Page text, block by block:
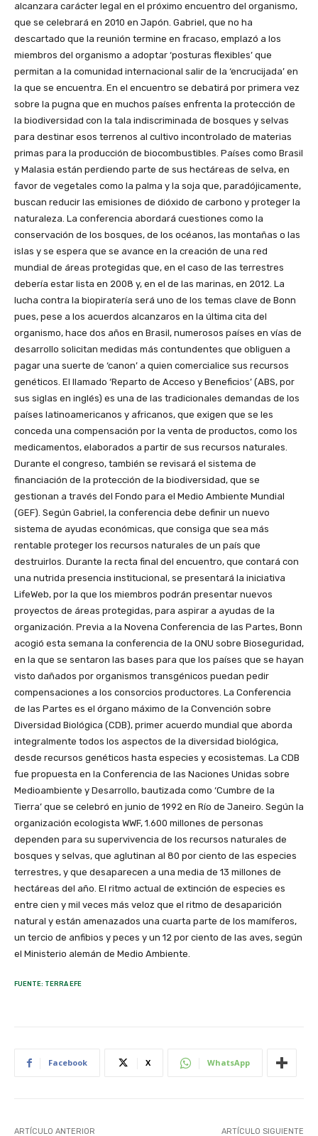
alcanzara carácter legal en el próximo encuentro del organismo,
que se celebrará en 2010 en Japón. Gabriel, que no ha
descartado que la reunión termine en fracaso, emplazó a los
miembros del organismo a adoptar ‘posturas flexibles’ que
permitan a la comunidad internacional salir de la ‘encrucijada’ en
la que se encuentra. En el encuentro se debatirá por primera vez
sobre la pugna que en muchos países enfrenta la protección de
la biodiversidad con la tala indiscriminada de bosques y selvas
para destinar esos terrenos al cultivo incontrolado de materias
primas para la producción de biocombustibles. Países como Brasil
y Malasia están perdiendo parte de sus hectáreas de selva, en
favor de vegetales como la palma y la soja que, paradójicamente,
buscan reducir las emisiones de dióxido de carbono y proteger la
naturaleza. La conferencia abordará cuestiones como la
conservación de los bosques, de los océanos, las montañas o las
islas y se espera que se avance en la creación de una red
mundial de áreas protegidas que, en el caso de las terrestres
debería estar lista en 2008 y, en el de las marinas, en 2012. La
lucha contra la biopiratería será uno de los temas clave de Bonn
pues, pese a los acuerdos alcanzaros en la última cita del
organismo, hace dos años en Brasil, numerosos países en vías de
desarrollo solicitan medidas más contundentes que obliguen a
pagar una suerte de ‘canon’ a quien comercialice sus recursos
genéticos. El llamado ‘Reparto de Acceso y Beneficios’ (ABS, por
sus siglas en inglés) es una de las tradicionales demandas de los
países latinoamericanos y africanos, que exigen que se les
conceda una compensación por la venta de productos, como los
medicamentos, elaborados a partir de sus recursos naturales.
Durante el congreso, también se revisará el sistema de
financiación de la protección de la biodiversidad, que se
gestionan a través del Fondo para el Medio Ambiente Mundial
(GEF). Según Gabriel, la conferencia debe definir un nuevo
sistema de ayudas económicas, que consiga que sea más
rentable proteger los recursos naturales de un país que
destruirlos. Durante la recta final del encuentro, que contará con
una nutrida presencia institucional, se presentará la iniciativa
LifeWeb, por la que los miembros podrán presentar nuevos
proyectos de áreas protegidas, para aspirar a ayudas de la
organización. Previa a la Novena Conferencia de las Partes, Bonn
acogió esta semana la conferencia de la ONU sobre Bioseguridad,
en la que se sentaron las bases para que los países que se hayan
visto dañados por organismos transgénicos puedan pedir
compensaciones a los consorcios productores. La Conferencia
de las Partes es el órgano máximo de la Convención sobre
Diversidad Biológica (CDB), primer acuerdo mundial que aborda
integralmente todos los aspectos de la diversidad biológica,
desde recursos genéticos hasta especies y ecosistemas. La CDB
fue propuesta en la Conferencia de las Naciones Unidas sobre
Medioambiente y Desarrollo, bautizada como ‘Cumbre de la
Tierra’ que se celebró en junio de 1992 en Río de Janeiro. Según la
organización ecologista WWF, 1.600 millones de personas
dependen para su supervivencia de los recursos naturales de
bosques y selvas, que aglutinan al 80 por ciento de las especies
terrestres, y que desaparecen a una media de 13 millones de
hectáreas del año. El ritmo actual de extinción de especies es
entre cien y mil veces más veloz que el ritmo de desaparición
natural y están amenazados una cuarta parte de los mamíferos,
un tercio de anfibios y peces y un 12 por ciento de las aves, según
el Ministerio alemán de Medio Ambiente.
FUENTE: TERRA EFE
Facebook X WhatsApp
ARTÍCULO ANTERIOR ARTÍCULO SIGUIENTE